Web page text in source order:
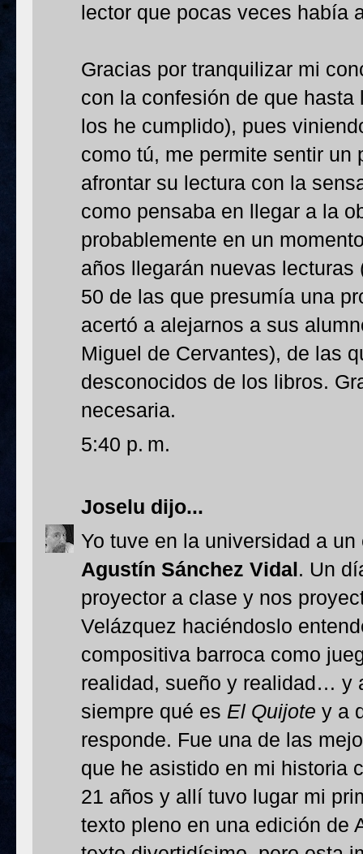
lector que pocas veces había
Gracias por tranquilizar mi
con la confesión de que
los he cumplido), pues
como tú, me permite sentir un
afrontar su lectura con la
como pensaba en llegar a la
probablemente en un
años llegarán nuevas
50 de las que presumía una
acertó a alejarnos a sus
Miguel de Cervantes), de las
desconocidos de los libros.
necesaria.
5:40 p. m.
Joselu dijo...
Yo tuve en la universidad a
Agustín Sánchez Vidal. Un
proyector a clase y nos
Velázquez haciéndoslo
compositiva barroca como
realidad, sueño y realidad… y
siempre qué es El Quijote y a
responde. Fue una de las
que he asistido en mi historia
21 años y allí tuvo lugar mi
texto pleno en una edición de